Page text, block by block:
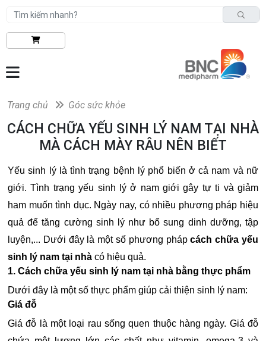
Trang chủ Góc sức khỏe
CÁCH CHỮA YẾU SINH LÝ NAM TẠI NHÀ
MÀ CÁCH MÀY RÂU NÊN BIẾT
Yếu sinh lý là tình trạng bệnh lý phổ biến ở cả nam và nữ
giới. Tình trạng yếu sinh lý ở nam giới gây tự ti và giảm
ham muốn tình dục. Ngày nay, có nhiều phương pháp hiệu
quả để tăng cường sinh lý như bổ sung dinh dưỡng, tập
luyện,... Dưới đây là một số phương phápcách chữa yếu
sinh lý nam tại nhà có hiệu quả.
1. Cách chữa yếu sinh lý nam tại nhà bằng thực phẩm
Dưới đây là một số thực phẩm giúp cải thiện sinh lý nam:
Giá đỗ
Giá đỗ là một loại rau sống quen thuộc hàng ngày. Giá đỗ